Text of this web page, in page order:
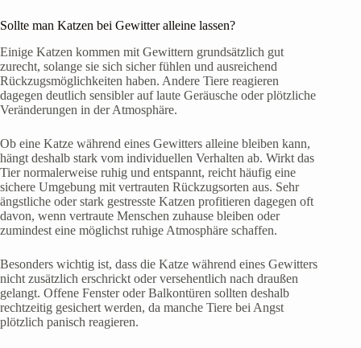
Sollte man Katzen bei Gewitter alleine lassen?
Einige Katzen kommen mit Gewittern grundsätzlich gut
zurecht, solange sie sich sicher fühlen und ausreichend
Rückzugsmöglichkeiten haben. Andere Tiere reagieren
dagegen deutlich sensibler auf laute Geräusche oder plötzliche
Veränderungen in der Atmosphäre.
Ob eine Katze während eines Gewitters alleine bleiben kann,
hängt deshalb stark vom individuellen Verhalten ab. Wirkt das
Tier normalerweise ruhig und entspannt, reicht häufig eine
sichere Umgebung mit vertrauten Rückzugsorten aus. Sehr
ängstliche oder stark gestresste Katzen profitieren dagegen oft
davon, wenn vertraute Menschen zuhause bleiben oder
zumindest eine möglichst ruhige Atmosphäre schaffen.
Besonders wichtig ist, dass die Katze während eines Gewitters
nicht zusätzlich erschrickt oder versehentlich nach draußen
gelangt. Offene Fenster oder Balkontüren sollten deshalb
rechtzeitig gesichert werden, da manche Tiere bei Angst
plötzlich panisch reagieren.